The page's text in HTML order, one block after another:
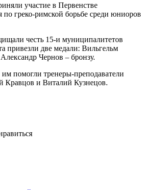
участие в Первенстве
по греко-римской борьбе среди юниоров
честь 15-и муниципалитетов
привезли две медали: Вильгельм
Чернов – бронзу.
им помогли тренеры-преподаватели
Кравцов и Виталий Кузнецов.